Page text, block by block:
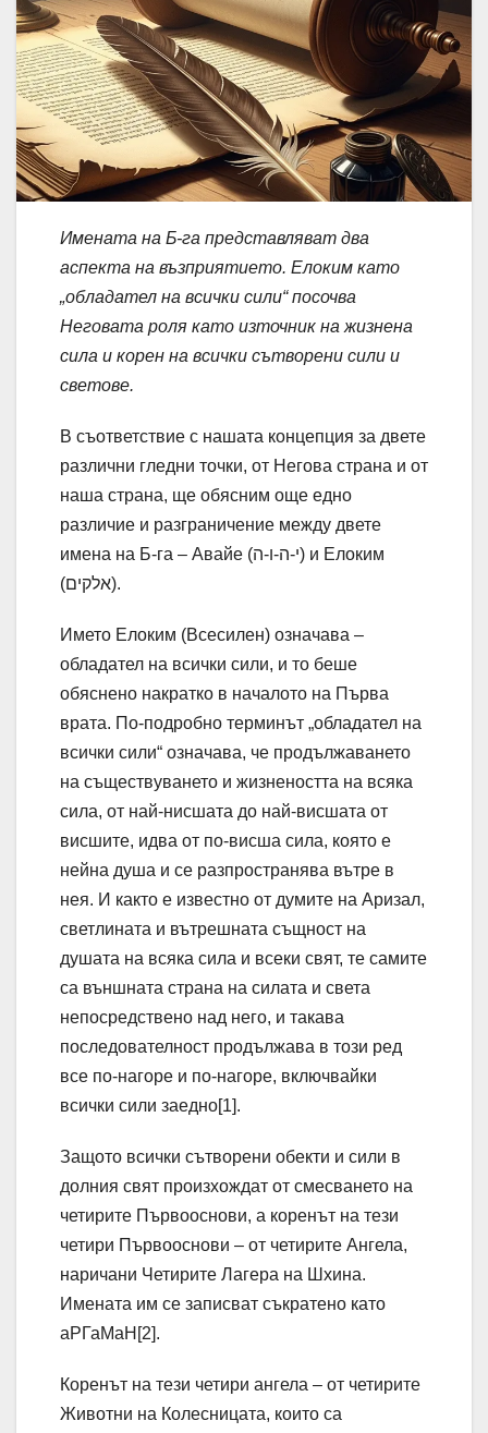
Имената на Б-га представляват два
аспекта на възприятието. Елоким като
„обладател на всички сили“ посочва
Неговата роля като източник на жизнена
сила и корен на всички сътворени сили и
светове.
В съответствие с нашата концепция за двете
различни гледни точки, от Негова страна и от
наша страна, ще обясним още едно
различие и разграничение между двете
имена на Б-га – Авайе (י-ה-ו-ה) и Елоким
(אלקים).
Името Елоким (Всесилен) означава –
обладател на всички сили, и то беше
обяснено накратко в началото на Първа
врата. По-подробно терминът „обладател на
всички сили“ означава, че продължаването
на съществуването и жизнеността на всяка
сила, от най-нисшата до най-висшата от
висшите, идва от по-висша сила, която е
нейна душа и се разпространява вътре в
нея. И както е известно от думите на Аризал,
светлината и вътрешната същност на
душата на всяка сила и всеки свят, те самите
са външната страна на силата и света
непосредствено над него, и такава
последователност продължава в този ред
все по-нагоре и по-нагоре, включвайки
всички сили заедно[1].
Защото всички сътворени обекти и сили в
долния свят произхождат от смесването на
четирите Първооснови, а коренът на тези
четири Първооснови – от четирите Ангела,
наричани Четирите Лагера на Шхина.
Имената им се записват съкратено като
аРГаМаН[2].
Коренът на тези четири ангела – от четирите
Животни на Колесницата, които са